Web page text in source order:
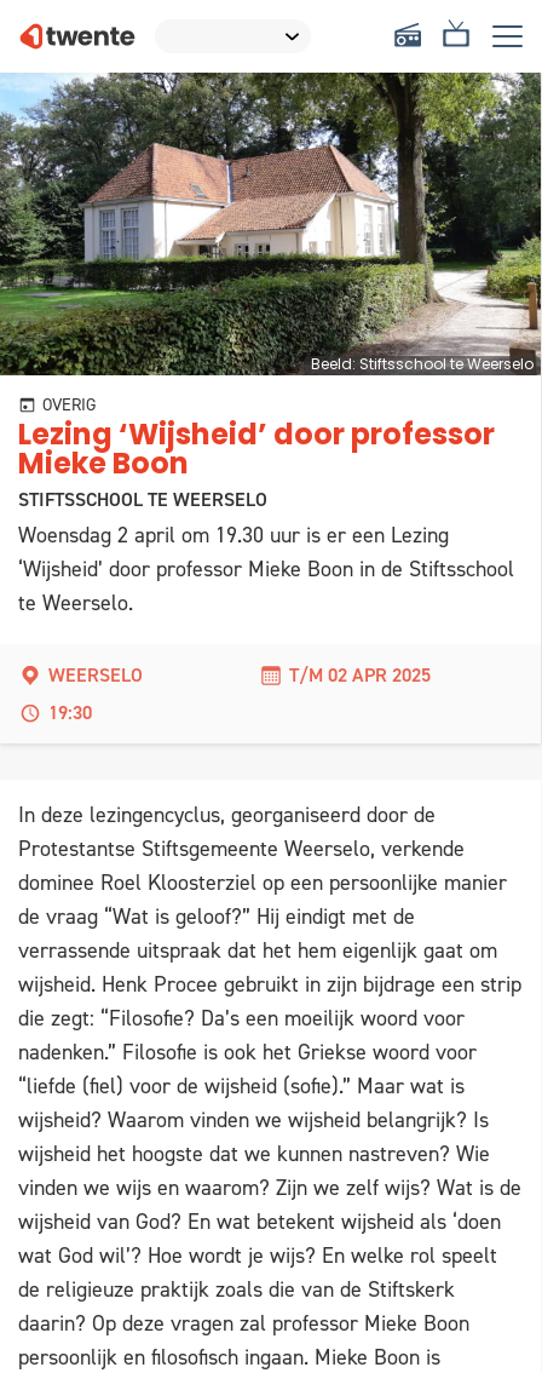
Beeld: Stiftsschool te Weerselo
OVERIG
Lezing ‘Wijsheid’ door professor
Mieke Boon
STIFTSSCHOOL TE WEERSELO
Woensdag 2 april om 19.30 uur is er een Lezing
‘Wijsheid’ door professor Mieke Boon in de Stiftsschool
te Weerselo.
WEERSELO
T/M 02 APR 2025
19:30
In deze lezingencyclus, georganiseerd door de
Protestantse Stiftsgemeente Weerselo, verkende
dominee Roel Kloosterziel op een persoonlijke manier
de vraag “Wat is geloof?” Hij eindigt met de
verrassende uitspraak dat het hem eigenlijk gaat om
wijsheid. Henk Procee gebruikt in zijn bijdrage een strip
die zegt: “Filosofie? Da’s een moeilijk woord voor
nadenken.” Filosofie is ook het Griekse woord voor
“liefde (fiel) voor de wijsheid (sofie).” Maar wat is
wijsheid? Waarom vinden we wijsheid belangrijk? Is
wijsheid het hoogste dat we kunnen nastreven? Wie
vinden we wijs en waarom? Zijn we zelf wijs? Wat is de
wijsheid van God? En wat betekent wijsheid als ‘doen
wat God wil’? Hoe wordt je wijs? En welke rol speelt
de religieuze praktijk zoals die van de Stiftskerk
daarin? Op deze vragen zal professor Mieke Boon
persoonlijk en filosofisch ingaan. Mieke Boon is